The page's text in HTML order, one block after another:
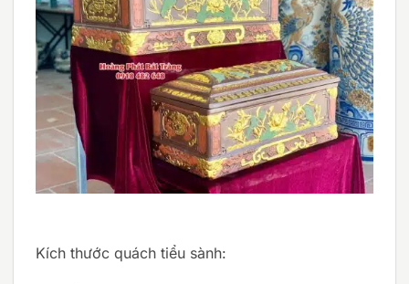
Kích thước quách tiểu sành: